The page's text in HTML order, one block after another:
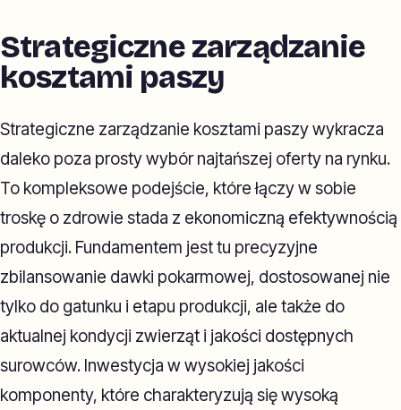
Strategiczne zarządzanie
kosztami paszy
Strategiczne zarządzanie kosztami paszy wykracza
daleko poza prosty wybór najtańszej oferty na rynku.
To kompleksowe podejście, które łączy w sobie
troskę o zdrowie stada z ekonomiczną efektywnością
produkcji. Fundamentem jest tu precyzyjne
zbilansowanie dawki pokarmowej, dostosowanej nie
tylko do gatunku i etapu produkcji, ale także do
aktualnej kondycji zwierząt i jakości dostępnych
surowców. Inwestycja w wysokiej jakości
komponenty, które charakteryzują się wysoką